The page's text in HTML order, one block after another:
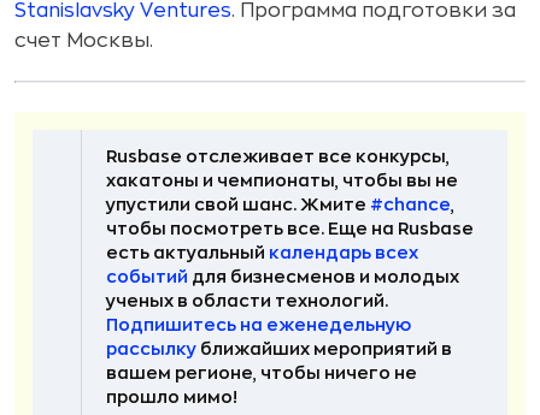
Stanislavsky Ventures. Программа подготовки за
счет Москвы.
Rusbase отслеживает все конкурсы,
хакатоны и чемпионаты, чтобы вы не
упустили свой шанс. Жмите #chance
чтобы посмотреть все. Еще на Rusbase
есть актуальный календарь всех
событий для бизнесменов и молодых
ученых в области технологий.
Подпишитесь на еженедельную
рассылку ближайших мероприятий в
вашем регионе, чтобы ничего не
прошло мимо!